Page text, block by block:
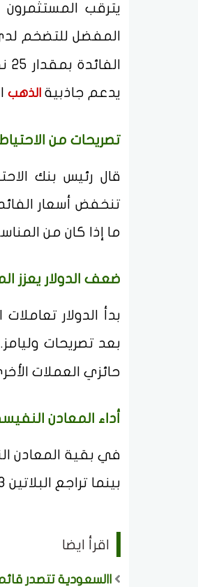
يترقب
المفضل للتضخم
يدعم جاذبية الذهب
تصريحات من
قال رئيس بنك
تنخفض أسعار
ما إذا كان من
ضعف الدولار يعزز
بدأ الدولار
بعد تصريحات
حائزي العملات
أداء المعادن
بينما تراجع البلاتين 0.3% إلى 1344 دولاراً، في حين صعد البلاديوم 0.3% إلى 1094 دولاراً.
اقرأ ايضا
االسعودية تتصدر